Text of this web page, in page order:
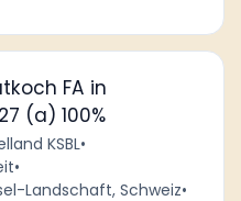
FA in
(a) 100%
KSBL•
•
Landschaft, Schweiz•